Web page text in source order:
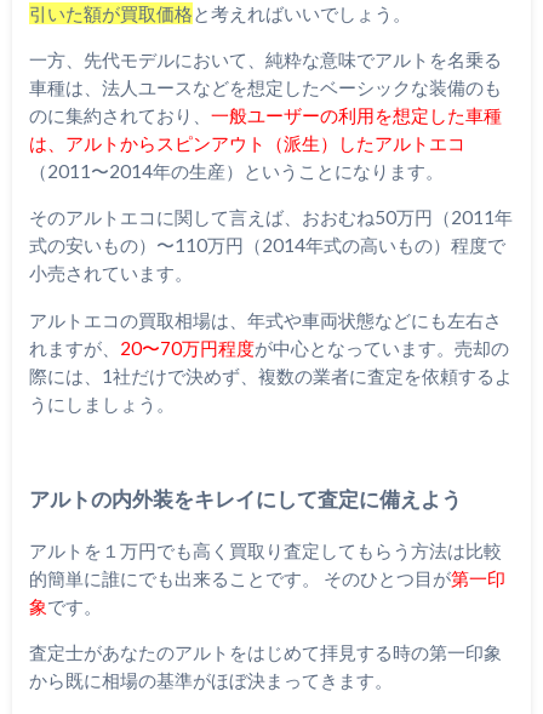
引いた額が買取価格 と考えればいいでしょう。
一方、先代モデルにおいて、純粋な意味でアルトを名乗る
車種は、法人ユースなどを想定したベーシックな装備のも
のに集約されており、 一般ユーザーの利用を想定した車種
は、アルトからスピンアウト（派生）したアルトエコ
（2011〜2014年の生産）ということになります。
そのアルトエコに関して言えば、おおむね50万円（2011年
式の安いもの）〜110万円（2014年式の高いもの）程度で
小売されています。
アルトエコの買取相場は、年式や車両状態などにも左右さ
れますが、 20〜70万円程度が中心となっています。売却の
際には、1社だけで決めず、複数の業者に査定を依頼するよ
うにしましょう。
アルトの内外装をキレイにして査定に備えよう
アルトを１万円でも高く買取り査定してもらう方法は比較
的簡単に誰にでも出来ることです。 そのひとつ目が第一印
象です。
査定士があなたのアルトをはじめて拝見する時の第一印象
から既に相場の基準がほぼ決まってきます。